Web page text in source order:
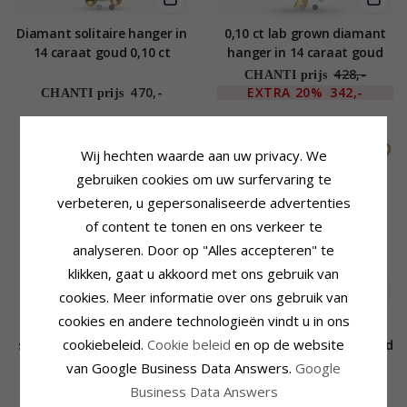
Diamant solitaire hanger in
14 caraat goud 0,10 ct
CHANTI prijs 470,-
0,10 ct lab grown diamant
hanger in 14 caraat goud
0,10 ct
CHANTI prijs 428,-
EXTRA 20% 342,-
0,10 ct lab grown diamant
solitaire hanger in 9 caraat
goud 0,10 ct
225,-
0,10 ct lab grown diamant
hanger in 14 caraat witgoud
0,10 ct
Wij hechten waarde aan uw privacy. We
gebruiken cookies om uw surfervaring te
verbeteren, u gepersonaliseerde advertenties
of content te tonen en ons verkeer te
analyseren. Door op "Alles accepteren" te
klikken, gaat u akkoord met ons gebruik van
cookies. Meer informatie over ons gebruik van
cookies en andere technologieën vindt u in ons
cookiebeleid. Cookie beleid en op de website
van Google Business Data Answers. Google
Business Data Answers